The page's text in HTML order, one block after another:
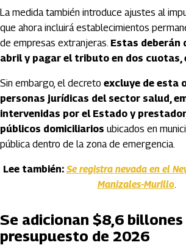
La medida también introduce ajustes al
que ahora incluirá establecimientos
de empresas extranjeras. Estas deberán
abril y pagar el tributo en dos cuotas,
Sin embargo, el decreto excluye de esta
personas jurídicas del sector salud,
intervenidas por el Estado y
públicos domiciliarios ubicados en
pública dentro de la zona de emergencia.
Lee también: Se registra nevada en el
Manizales-Murillo.
Se adicionan $8,6
presupuesto de 2026